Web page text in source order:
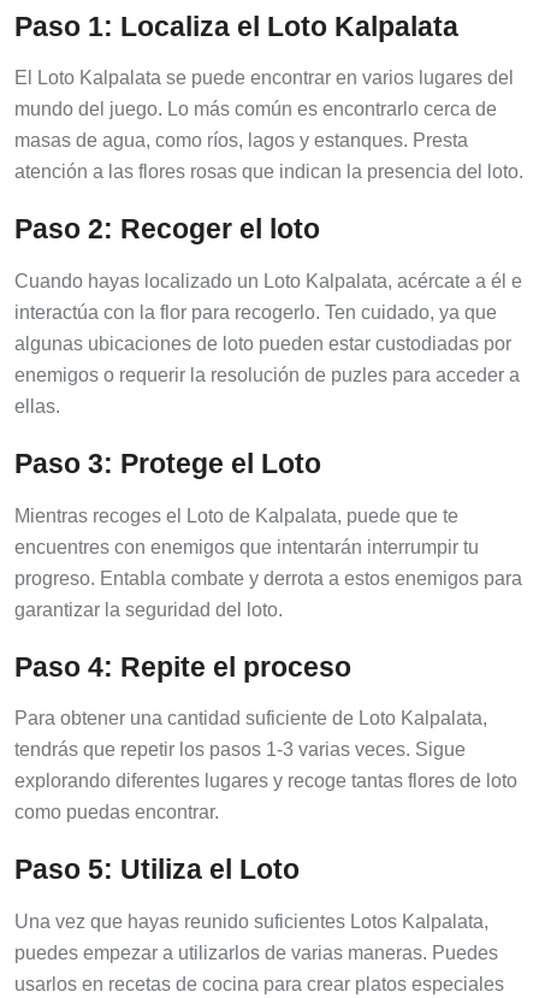
Paso 1: Localiza el Loto Kalpalata
El Loto Kalpalata se puede encontrar en varios lugares del
mundo del juego. Lo más común es encontrarlo cerca de
masas de agua, como ríos, lagos y estanques. Presta
atención a las flores rosas que indican la presencia del loto.
Paso 2: Recoger el loto
Cuando hayas localizado un Loto Kalpalata, acércate a él e
interactúa con la flor para recogerlo. Ten cuidado, ya que
algunas ubicaciones de loto pueden estar custodiadas por
enemigos o requerir la resolución de puzles para acceder a
ellas.
Paso 3: Protege el Loto
Mientras recoges el Loto de Kalpalata, puede que te
encuentres con enemigos que intentarán interrumpir tu
progreso. Entabla combate y derrota a estos enemigos para
garantizar la seguridad del loto.
Paso 4: Repite el proceso
Para obtener una cantidad suficiente de Loto Kalpalata,
tendrás que repetir los pasos 1-3 varias veces. Sigue
explorando diferentes lugares y recoge tantas flores de loto
como puedas encontrar.
Paso 5: Utiliza el Loto
Una vez que hayas reunido suficientes Lotos Kalpalata,
puedes empezar a utilizarlos de varias maneras. Puedes
usarlos en recetas de cocina para crear platos especiales